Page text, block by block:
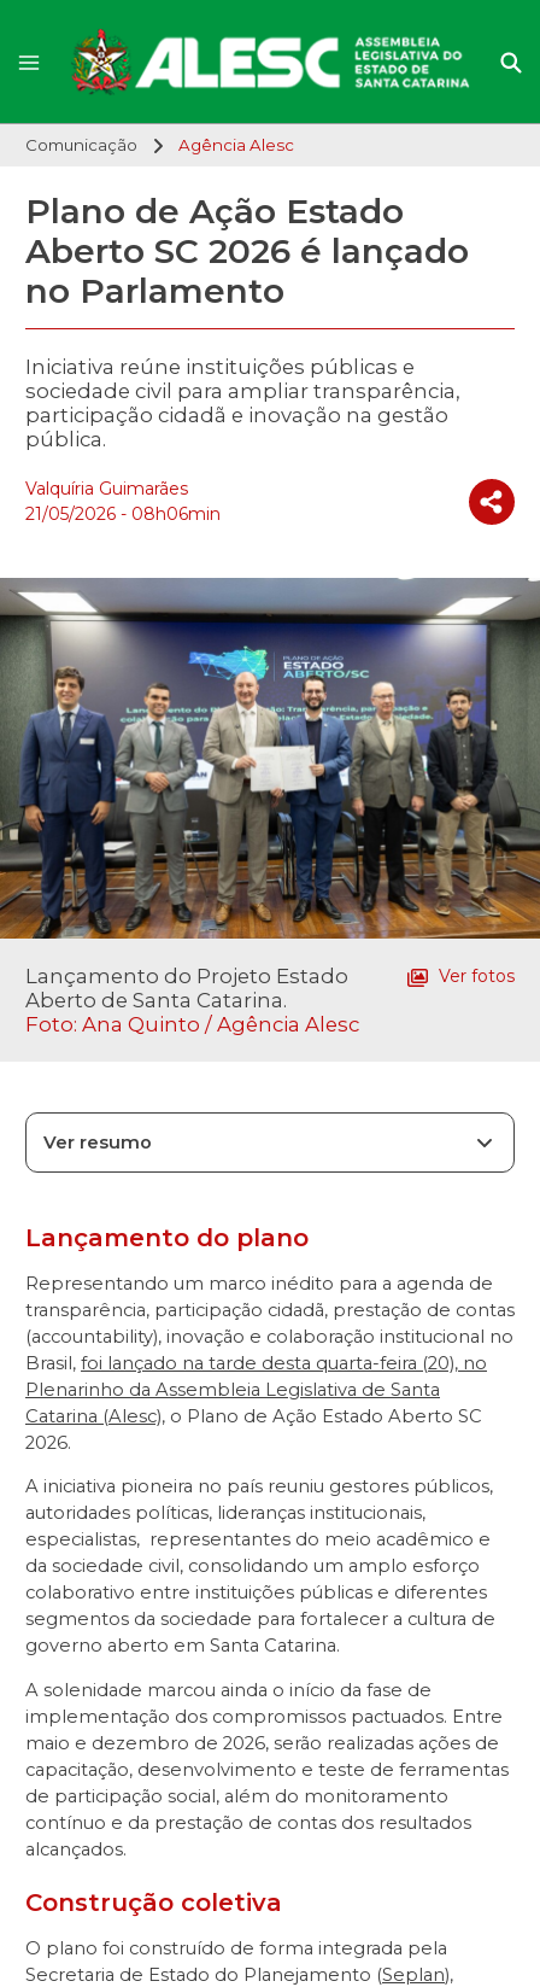
Comunicação Agência Alesc
Plano de Ação Estado
Aberto SC 2026 é lançado
no Parlamento
Iniciativa reúne instituições públicas e
sociedade civil para ampliar transparência,
participação cidadã e inovação na gestão
pública.
Valquíria Guimarães
21/05/2026 - 08h06min
Lançamento do Projeto Estado
Aberto de Santa Catarina.
Foto: Ana Quinto / Agência Alesc
Ver fotos
Ver resumo
Lançamento do plano
Representando um marco inédito para a agenda de
transparência, participação cidadã, prestação de contas
(accountability), inovação e colaboração institucional no
Brasil, foi lançado na tarde desta quarta-feira (20), no
Plenarinho da Assembleia Legislativa de Santa
Catarina (Alesc), o Plano de Ação Estado Aberto SC
2026.
A iniciativa pioneira no país reuniu gestores públicos,
autoridades políticas, lideranças institucionais,
especialistas, representantes do meio acadêmico e
da sociedade civil, consolidando um amplo esforço
colaborativo entre instituições públicas e diferentes
segmentos da sociedade para fortalecer a cultura de
governo aberto em Santa Catarina.
A solenidade marcou ainda o início da fase de
implementação dos compromissos pactuados. Entre
maio e dezembro de 2026, serão realizadas ações de
capacitação, desenvolvimento e teste de ferramentas
de participação social, além do monitoramento
contínuo e da prestação de contas dos resultados
alcançados.
Construção coletiva
O plano foi construído de forma integrada pela
Secretaria de Estado do Planejamento (Seplan),